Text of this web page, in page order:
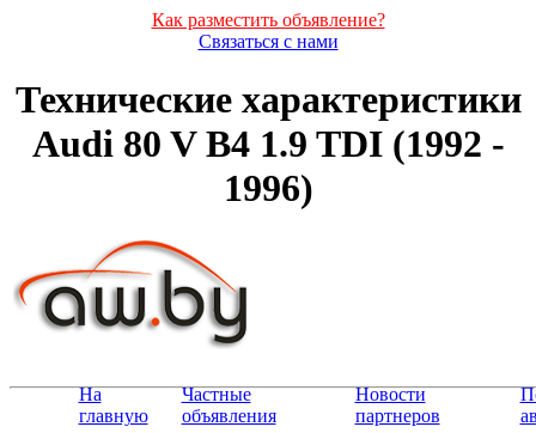
Как разместить объявление?
Связаться с нами
Технические характеристики
Audi 80 V B4 1.9 TDI (1992 -
1996)
На
главную
Частные
объявления
Новости
партнеров